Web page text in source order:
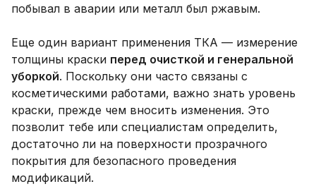
побывал в аварии или металл был ржавым.
Еще один вариант применения ТКА — измерение
толщины краски перед очисткой и генеральной
уборкой. Поскольку они часто связаны с
косметическими работами, важно знать уровень
краски, прежде чем вносить изменения. Это
позволит тебе или специалистам определить,
достаточно ли на поверхности прозрачного
покрытия для безопасного проведения
модификаций.